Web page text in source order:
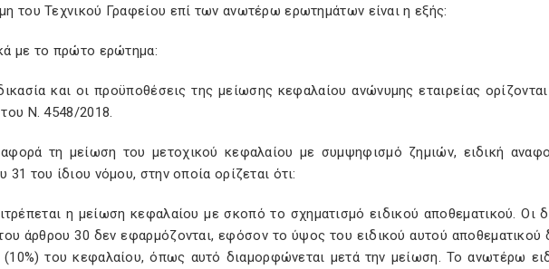
του Τεχνικού Γραφείου επί των ανωτέρω ερωτημάτων είναι η εξής:
με το πρώτο ερώτημα:
και οι προϋποθέσεις της μείωσης κεφαλαίου ανώνυμης εταιρείας
Ν. 4548/2018.
τη μείωση του μετοχικού κεφαλαίου με συμψηφισμό ζημιών, ειδική
31 του ίδιου νόμου, στην οποία ορίζεται ότι:
η μείωση κεφαλαίου με σκοπό το σχηματισμό ειδικού αποθεματικού. Οι
άρθρου 30 δεν εφαρμόζονται, εφόσον το ύψος του ειδικού αυτού αποθεματικού
(10%) του κεφαλαίου, όπως αυτό διαμορφώνεται μετά την μείωση. Το ανωτέρω